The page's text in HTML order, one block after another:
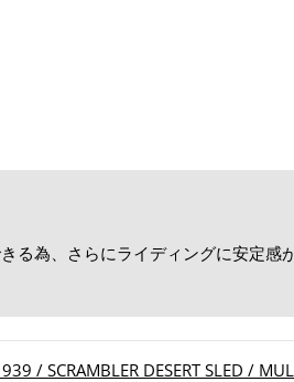
る為、さらにライディングに安定感
/ SCRAMBLER DESERT SLED /